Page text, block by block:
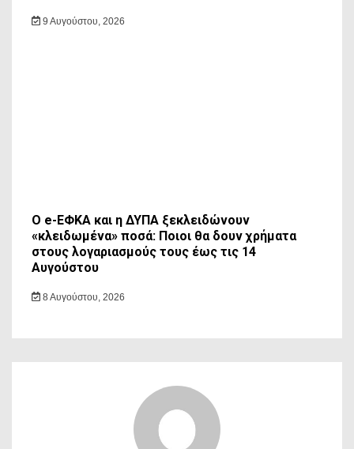
9 Αυγούστου, 2026
Ο e-ΕΦΚΑ και η ΔΥΠΑ ξεκλειδώνουν
«κλειδωμένα» ποσά: Ποιοι θα δουν χρήματα
στους λογαριασμούς τους έως τις 14
Αυγούστου
8 Αυγούστου, 2026